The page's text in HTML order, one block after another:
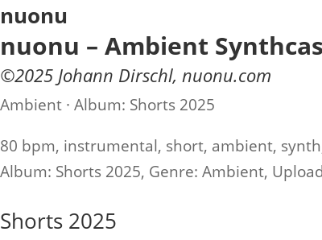
nuonu
nuonu – Ambient
©2025 Johann Dirschl, nuonu.com
Ambient · Album: Shorts 2025
80 bpm, instrumental, short, ambient,
Album: Shorts 2025, Genre: Ambient,
Shorts 2025